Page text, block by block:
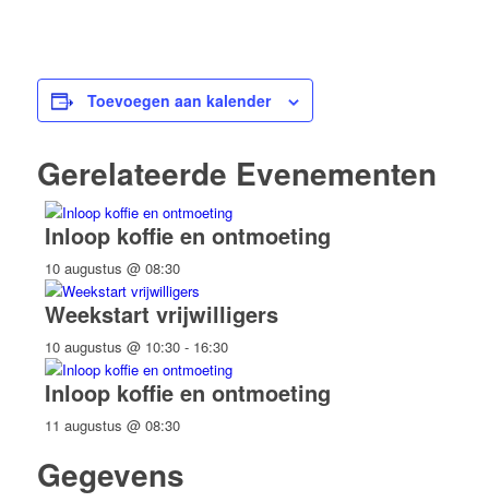
Toevoegen aan kalender
Gerelateerde Evenementen
Inloop koffie en ontmoeting
10 augustus @ 08:30
Weekstart vrijwilligers
10 augustus @ 10:30- 16:30
Inloop koffie en ontmoeting
11 augustus @ 08:30
Gegevens